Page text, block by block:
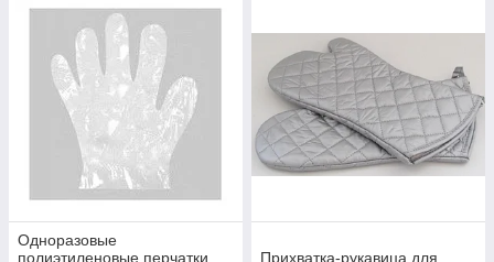
Одноразовые
полиэтиленовые перчатки,
Прихватка-рукавица для